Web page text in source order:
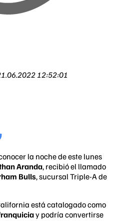
12:52:01
la noche de este lunes
Aranda, recibió el llamado
Bulls, sucursal Triple-A de
está catalogado como
y podría convertirse